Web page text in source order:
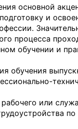
основной
и
процесса
обучении и
обучения
или
по